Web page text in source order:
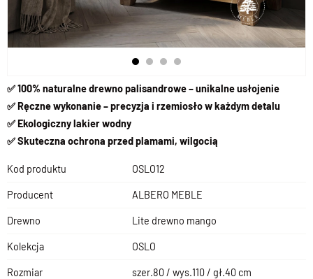
✅ 100% naturalne drewno palisandrowe – unikalne usłojenie
✅ Ręczne wykonanie – precyzja i rzemiosło w każdym detalu
✅ Ekologiczny lakier wodny
✅ Skuteczna ochrona przed plamami, wilgocią
Kod produktu OSLO12
Producent ALBERO MEBLE
Drewno Lite drewno mango
Kolekcja OSLO
Rozmiar szer.80 / wys.110 / gł.40 cm